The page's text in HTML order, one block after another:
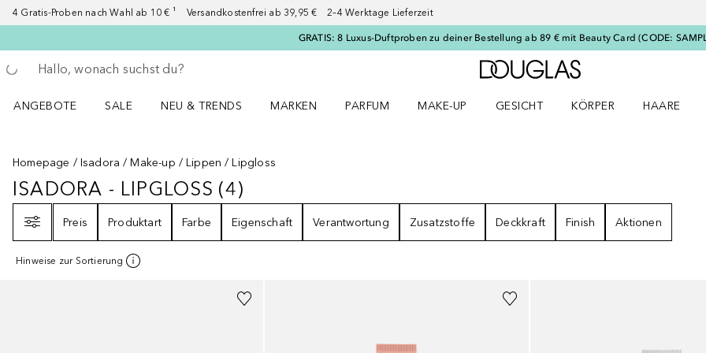
4 Gratis-Proben nach Wahl ab 10 € ¹ Versandkostenfrei ab 39,95 € 2–4 Werktage Lieferzeit
GRATIS: 8 Luxus-Duftproben zu deiner Bestellung ab 89 € mit Beauty Card (CODE:
Gehe zurück
Suche ausführen
Zur Douglas Startseite
ANGEBOTE
SALE
NEU & TRENDS
MARKEN
PARFUM
MAKE-UP
GESICHT
KÖRPER
HAARE
Homepage Isadora Make-up Lippen Lipgloss
ISADORA - LIPGLOSS4ERGEBNISSE
ISADORA - LIPGLOSS (4)
Preis
Produktart Farbe Eigenschaft Verantwortung Zusatzstoffe Deckkraft Finish Aktionen
Hinweise zur Sortierung
+6